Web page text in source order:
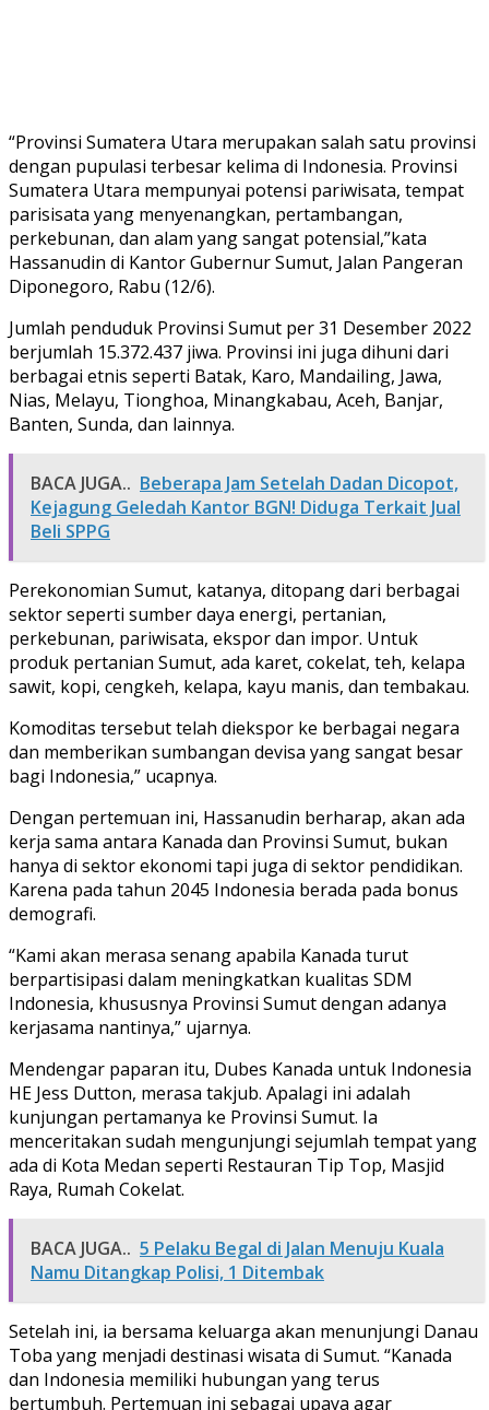
“Provinsi Sumatera Utara merupakan salah satu provinsi
dengan pupulasi terbesar kelima di Indonesia. Provinsi
Sumatera Utara mempunyai potensi pariwisata, tempat
parisisata yang menyenangkan, pertambangan,
perkebunan, dan alam yang sangat potensial,”kata
Hassanudin di Kantor Gubernur Sumut, Jalan Pangeran
Diponegoro, Rabu (12/6).
Jumlah penduduk Provinsi Sumut per 31 Desember 2022
berjumlah 15.372.437 jiwa. Provinsi ini juga dihuni dari
berbagai etnis seperti Batak, Karo, Mandailing, Jawa,
Nias, Melayu, Tionghoa, Minangkabau, Aceh, Banjar,
Banten, Sunda, dan lainnya.
BACA JUGA.. Beberapa Jam Setelah Dadan Dicopot,
Kejagung Geledah Kantor BGN! Diduga Terkait Jual
Beli SPPG
Perekonomian Sumut, katanya, ditopang dari berbagai
sektor seperti sumber daya energi, pertanian,
perkebunan, pariwisata, ekspor dan impor. Untuk
produk pertanian Sumut, ada karet, cokelat, teh, kelapa
sawit, kopi, cengkeh, kelapa, kayu manis, dan tembakau.
Komoditas tersebut telah diekspor ke berbagai negara
dan memberikan sumbangan devisa yang sangat besar
bagi Indonesia,” ucapnya.
Dengan pertemuan ini, Hassanudin berharap, akan ada
kerja sama antara Kanada dan Provinsi Sumut, bukan
hanya di sektor ekonomi tapi juga di sektor pendidikan.
Karena pada tahun 2045 Indonesia berada pada bonus
demografi.
“Kami akan merasa senang apabila Kanada turut
berpartisipasi dalam meningkatkan kualitas SDM
Indonesia, khususnya Provinsi Sumut dengan adanya
kerjasama nantinya,” ujarnya.
Mendengar paparan itu, Dubes Kanada untuk Indonesia
HE Jess Dutton, merasa takjub. Apalagi ini adalah
kunjungan pertamanya ke Provinsi Sumut. Ia
menceritakan sudah mengunjungi sejumlah tempat yang
ada di Kota Medan seperti Restauran Tip Top, Masjid
Raya, Rumah Cokelat.
BACA JUGA.. 5 Pelaku Begal di Jalan Menuju Kuala
Namu Ditangkap Polisi, 1 Ditembak
Setelah ini, ia bersama keluarga akan menunjungi Danau
Toba yang menjadi destinasi wisata di Sumut. “Kanada
dan Indonesia memiliki hubungan yang terus
bertumbuh. Pertemuan ini sebagai upaya agar